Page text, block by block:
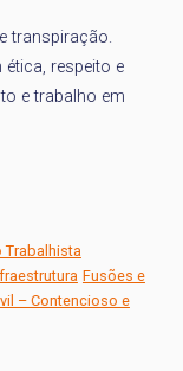
respeito e
em
Fusões e
e